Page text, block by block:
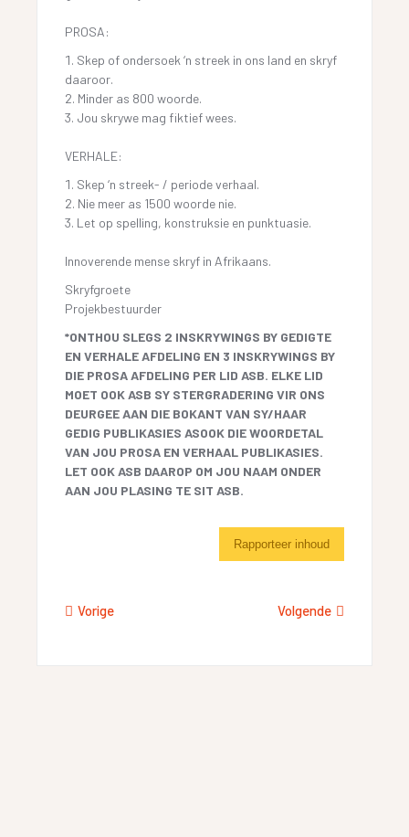
PROSA:
Skep of ondersoek ‘n streek in ons land en skryf
daaroor.
Minder as 800 woorde.
Jou skrywe mag fiktief wees.
VERHALE:
Skep ‘n streek- / periode verhaal.
Nie meer as 1500 woorde nie.
Let op spelling, konstruksie en punktuasie.
Innoverende mense skryf in Afrikaans.
Skryfgroete
Projekbestuurder
*ONTHOU SLEGS 2 INSKRYWINGS BY GEDIGTE
EN VERHALE AFDELING EN 3 INSKRYWINGS BY
DIE PROSA AFDELING PER LID ASB. ELKE LID
MOET OOK ASB SY STERGRADERING VIR ONS
DEURGEE AAN DIE BOKANT VAN SY/HAAR
GEDIG PUBLIKASIES ASOOK DIE WOORDETAL
VAN JOU PROSA EN VERHAAL PUBLIKASIES.
LET OOK ASB DAAROP OM JOU NAAM ONDER
AAN JOU PLASING TE SIT ASB.
Rapporteer inhoud
Vorige Volgende